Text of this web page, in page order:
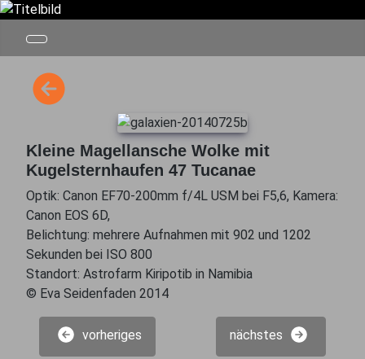
Kleine Magellansche Wolke mit
Kugelsternhaufen 47 Tucanae
Optik: Canon EF70-200mm f/4L USM bei F5,6, Kamera:
Canon EOS 6D,
Belichtung: mehrere Aufnahmen mit 902 und 1202
Sekunden bei ISO 800
Standort: Astrofarm Kiripotib in Namibia
© Eva Seidenfaden 2014
vorheriges nächstes